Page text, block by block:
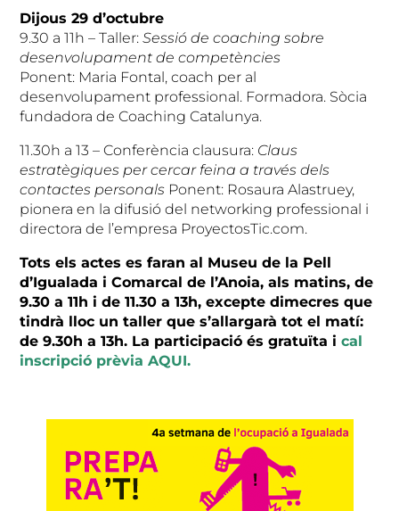
Dijous 29 d’octubre
9.30 a 11h – Taller:Sessió de coaching sobre
desenvolupament de competències
Ponent: Maria Fontal, coach per al
desenvolupament professional. Formadora. Sòcia
fundadora de Coaching Catalunya.
11.30h a 13 – Conferència clausura: Claus
estratègiques per cercar feina a través dels
contactes personals Ponent: Rosaura Alastruey,
pionera en la difusió del networking professional i
directora de l’empresa ProyectosTic.com.
Tots els actes es faran al Museu de la Pell
d’Igualada i Comarcal de l’Anoia, als matins, de
9.30 a 11h i de 11.30 a 13h, excepte dimecres que
tindrà lloc un taller que s’allargarà tot el matí:
de 9.30h a 13h. La participació és gratuïta ical
inscripció prèvia AQUI.